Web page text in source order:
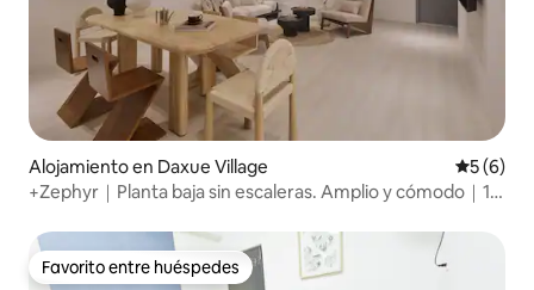
Alojamiento en Daxue Village
5 (6)
+Zephyr｜Planta baja sin escaleras. Amplio y cómodo｜12
de Shida｜MRT Edificio de Taipower｜Calle Yongkang
Favorito entre huéspedes
Favorito entre huéspedes